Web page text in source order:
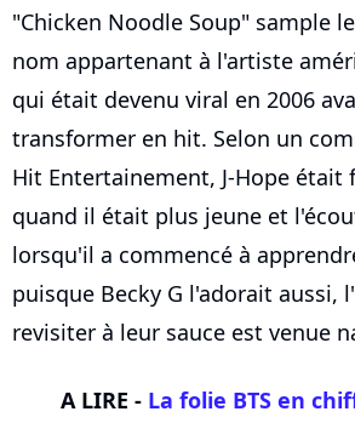
"Chicken Noodle Soup" sample
nom appartenant à l'artiste
qui était devenu viral en 2006
transformer en hit. Selon un
Hit Entertainement, J-Hope était
quand il était plus jeune et
lorsqu'il a commencé à
puisque Becky G l'adorait aussi,
revisiter à leur sauce est venue
A LIRE - La folie BTS en